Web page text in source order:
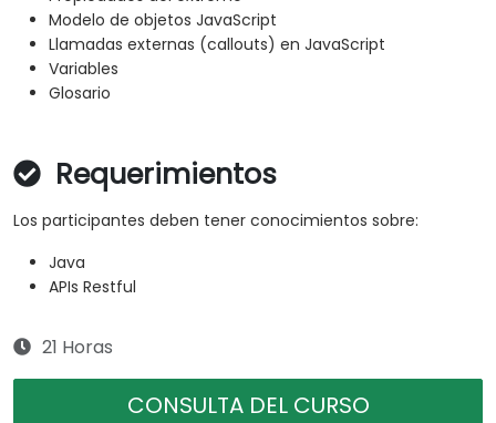
Modelo de objetos JavaScript
Llamadas externas (callouts) en JavaScript
Variables
Glosario
Requerimientos
Los participantes deben tener conocimientos sobre:
Java
APIs Restful
21 Horas
CONSULTA DEL CURSO